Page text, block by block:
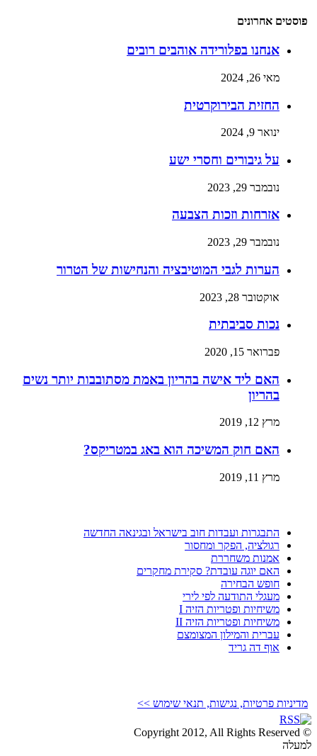
פוסטים אחרונים
אנחנו בפלורידה אוהבים רובים
מאי 26, 2024
החזית הבירוקרטית
ינואר 9, 2024
על גיבורים וחסרי ישע
נובמבר 29, 2023
אזרחות וזכות הצבעה
נובמבר 29, 2023
הערות לגבי המוטיבציה והנחישות של הטרור
אוקטובר 28, 2023
נכות סביבתית
פברואר 15, 2020
האם ליד אישה בהריון באמת מסתובבות יותר נשים
בהריון
מרץ 12, 2019
האם חוק המשיכה הוא באג במטריקס?
מרץ 11, 2019
התבגרות ועבדות חוב בישראל ובגינאה החדשה
רגולציה, הפקר ומחסור
אמנות משחררת
האם יוגה עובדת? סקירת מחקרים
חופש הבחירה
מעגלי התודעה לפי לירי
משיחיות ופטריות הזיה I
משיחיות ופטריות הזיה II
עברית והמילון המצומצם
אוף דה גריד
מדיניות פרטיות, נגישות, תנאי שימוש >>
© Copyright 2012, All Rights Reserved
למעלה